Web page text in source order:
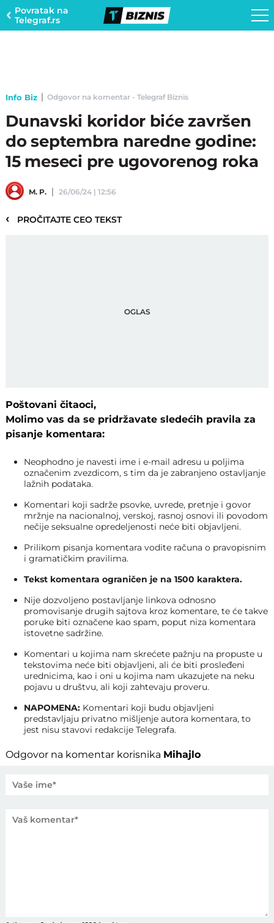
Povratak na
Telegraf.rs
Info Biz Odgovor na komentar - Telegraf Biznis
Dunavski koridor biće završen
do septembra naredne godine:
15 meseci pre ugovorenog roka
M. P. 26/06/24 | 12:56
‹ PROČITAJTE CEO TEKST
Poštovani čitaoci,
Molimo vas da se pridržavate sledećih pravila za
pisanje komentara:
Neophodno je navesti ime i e-mail adresu u poljima
označenim zvezdicom, s tim da je zabranjeno ostavljanje
lažnih podataka.
Komentari koji sadrže psovke, uvrede, pretnje i govor
mržnje na nacionalnoj, verskoj, rasnoj osnovi ili povodom
nečije seksualne opredeljenosti neće biti objavljeni.
Prilikom pisanja komentara vodite računa o pravopisnim
i gramatičkim pravilima.
Tekst komentara ograničen je na 1500 karaktera.
Nije dozvoljeno postavljanje linkova odnosno
promovisanje drugih sajtova kroz komentare, te će takve
poruke biti označene kao spam, poput niza komentara
istovetne sadržine.
Komentari u kojima nam skrećete pažnju na propuste u
tekstovima neće biti objavljeni, ali će biti prosleđeni
urednicima, kao i oni u kojima nam ukazujete na neku
pojavu u društvu, ali koji zahtevaju proveru.
NAPOMENA: Komentari koji budu objavljeni
predstavljaju privatno mišljenje autora komentara, to
jest nisu stavovi redakcije Telegrafa.
Odgovor na komentar korisnika Mihajlo